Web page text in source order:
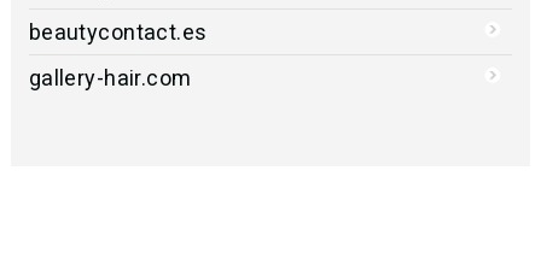
beautycontact.es
gallery-hair.com